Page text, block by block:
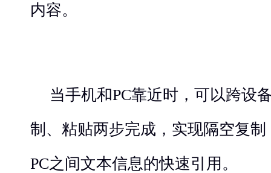
内容。
当手机和PC靠近时，可以跨设
制、粘贴两步完成，实现隔空复
PC之间文本信息的快速引用。